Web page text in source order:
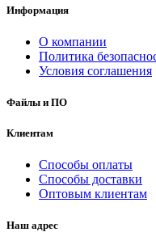
Информация
О компании
Политика
Условия соглашения
Файлы и ПО
Клиентам
Способы оплаты
Способы доставки
Оптовым клиентам
Наш адрес